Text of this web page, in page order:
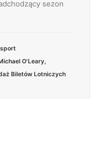
sezon
O'Leary,
Biletów Lotniczych